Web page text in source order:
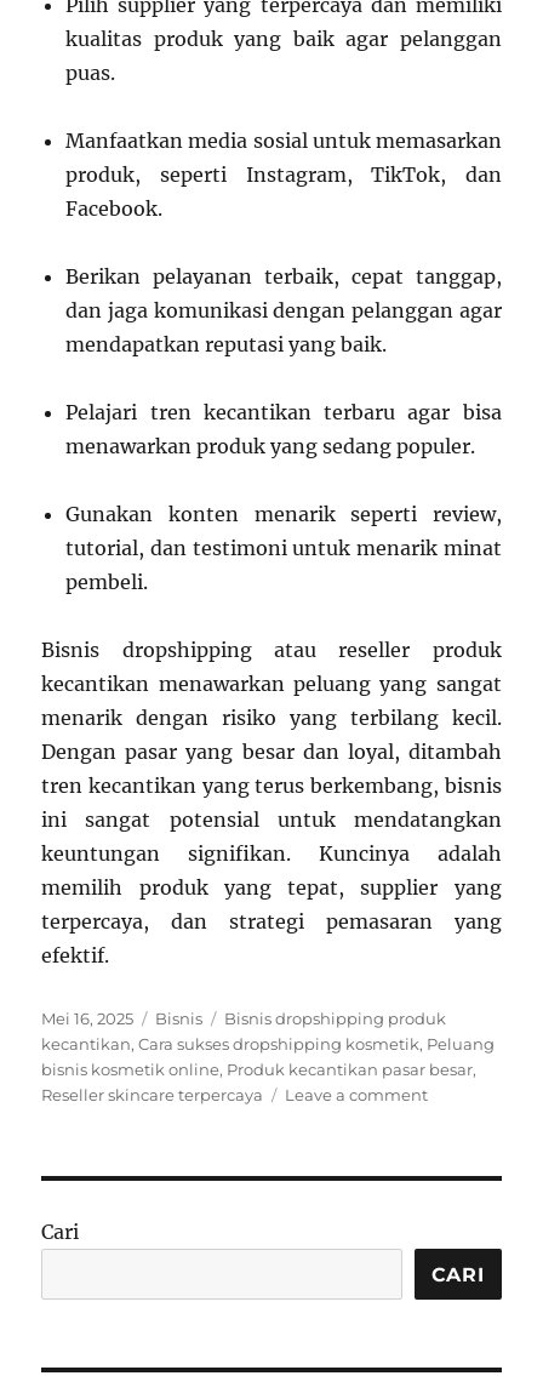
Pilih supplier yang terpercaya dan memiliki
kualitas produk yang baik agar pelanggan
puas.
Manfaatkan media sosial untuk memasarkan
produk, seperti Instagram, TikTok, dan
Facebook.
Berikan pelayanan terbaik, cepat tanggap,
dan jaga komunikasi dengan pelanggan agar
mendapatkan reputasi yang baik.
Pelajari tren kecantikan terbaru agar bisa
menawarkan produk yang sedang populer.
Gunakan konten menarik seperti review,
tutorial, dan testimoni untuk menarik minat
pembeli.
Bisnis dropshipping atau reseller produk
kecantikan menawarkan peluang yang sangat
menarik dengan risiko yang terbilang kecil.
Dengan pasar yang besar dan loyal, ditambah
tren kecantikan yang terus berkembang, bisnis
ini sangat potensial untuk mendatangkan
keuntungan signifikan. Kuncinya adalah
memilih produk yang tepat, supplier yang
terpercaya, dan strategi pemasaran yang
efektif.
Posted
on
Mei 16, 2025 Categories
Bisnis Tags
Bisnis dropshipping produk
kecantikan,Cara sukses dropshipping kosmetik, Peluang
bisnis kosmetik online, Produk kecantikan pasar besar,
Reseller skincare terpercaya
Leave a commenton
Kecantikan:
Peluang
Besar
Skincare
Cari
CARI